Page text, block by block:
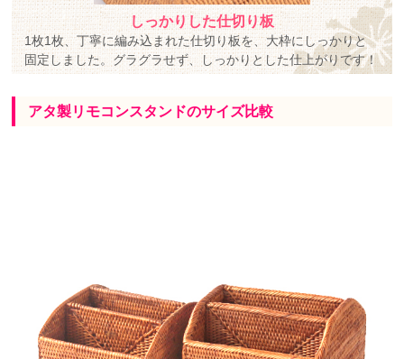
しっかりした仕切り板
1枚1枚、丁寧に編み込まれた仕切り板を、大枠にしっかりと
固定しました。グラグラせず、しっかりとした仕上がりです！
アタ製リモコンスタンドのサイズ比較